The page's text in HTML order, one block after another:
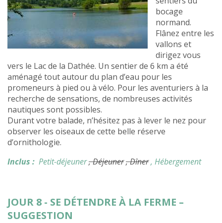
bocage
normand.
Flânez entre les
vallons et
dirigez vous
vers le Lac de la Dathée. Un sentier de 6 km a été
aménagé tout autour du plan d’eau pour les
promeneurs à pied ou à vélo. Pour les aventuriers à la
recherche de sensations, de nombreuses activités
nautiques sont possibles.
Durant votre balade, n’hésitez pas à lever le nez pour
observer les oiseaux de cette belle réserve
d’ornithologie.
Inclus : Petit-déjeuner, Déjeuner, Dîner, Hébergement
JOUR 8 - SE DÉTENDRE À LA FERME –
SUGGESTION